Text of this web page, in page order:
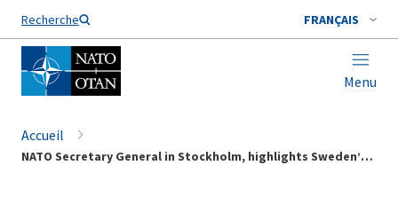
Recherche FRANÇAIS
Menu
Nom de famille*
Accueil
NATO Secretary General in Stockholm, highlights Sweden’s defence industry leadership and support to Ukraine